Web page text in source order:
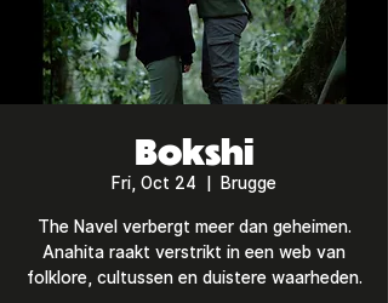
Bokshi
Fri, Oct 24 Brugge
The Navel verbergt meer dan geheimen.
Anahita raakt verstrikt in een web van
folklore, cultussen en duistere waarheden.